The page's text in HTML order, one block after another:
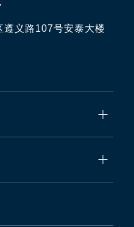
义路107号安泰大楼